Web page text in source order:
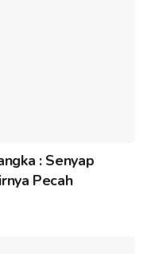
: Senyap
Pecah